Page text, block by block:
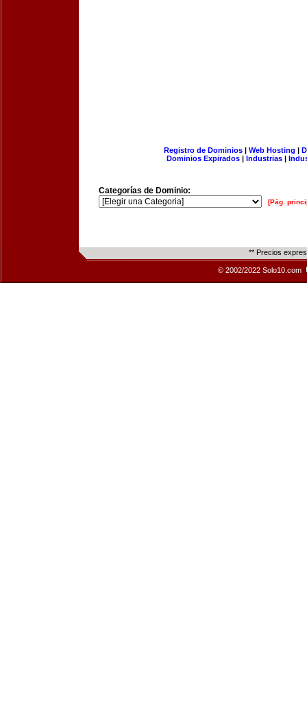
Registro de Dominios| Web Hosting |
Dominios Expirados | Industrias |
Categorías de Dominio:
[Pág.
** Precios
© 2002/2022 Solo10.com